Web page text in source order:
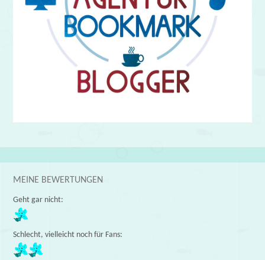
MEINE BEWERTUNGEN
Geht gar nicht:
Schlecht, vielleicht noch für Fans: